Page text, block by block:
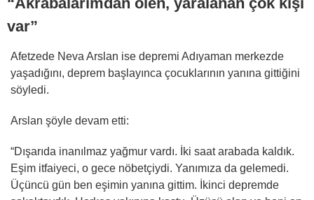
var”
Afetzede Neva Arslan ise depremi Adıyaman merkezde
yaşadığını, deprem başlayınca çocuklarının yanına gittiğini
söyledi.
Arslan şöyle devam etti:
“Dışarıda inanılmaz yağmur vardı. İki saat arabada kaldık.
Eşim itfaiyeci, o gece nöbetçiydi. Yanımıza da gelemedi.
Üçüncü gün ben eşimin yanına gittim. İkinci depremde